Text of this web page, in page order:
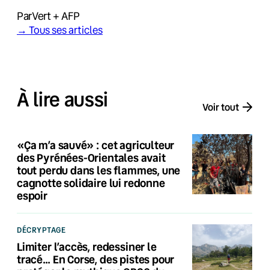
ParVert + AFP
→ Tous ses articles
À lire aussi Voir tout
«Ça m’a sauvé» : cet agriculteur
des Pyrénées-Orientales avait
tout perdu dans les flammes, une
cagnotte solidaire lui redonne
espoir
DÉCRYPTAGE
Limiter l’accès, redessiner le
tracé… En Corse, des pistes pour